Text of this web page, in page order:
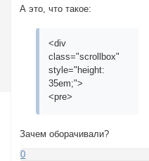
А это, что такое:
<div
class="scrollbox"
style="height:
35em;">
<pre>
Зачем оборачивали?
0